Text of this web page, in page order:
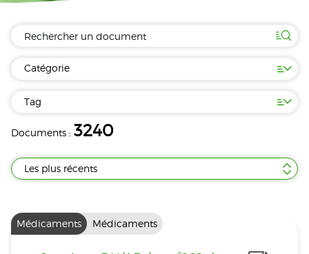
Catégorie
Tag
Documents : 3240
Les plus récents
Médicaments Médicaments